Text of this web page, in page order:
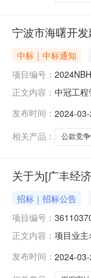
宁波市海曙开
中标｜中标通知
项目编号：
正文内容： 中冠工
标项目
发布时间： 2024-
相关产品：
公款竞
关于为[广丰经
招标｜招标公告
项目编号：
正文内容： 项目业
行（具
发布时间： 2024-